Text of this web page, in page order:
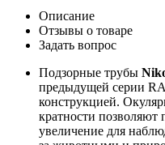
Описание
Отзывы о товаре
Задать вопрос
Подзорные трубы
предыдущей серии
конструкцией.
кратности позволяют
увеличение для